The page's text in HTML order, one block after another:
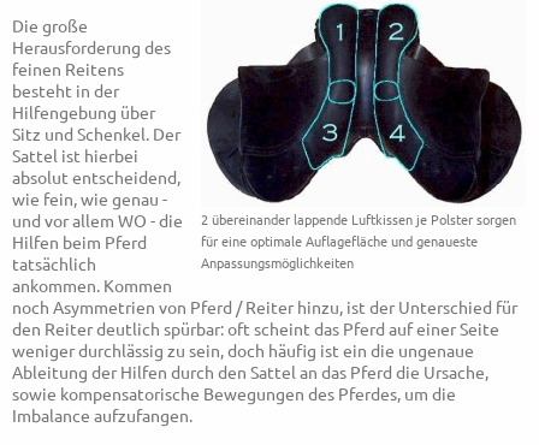
2 übereinander lappende Luftkissen je Polster sorgen
für eine optimale Auflagefläche und genaueste
Anpassungsmöglichkeiten
Die große
Herausforderung des
feinen Reitens
besteht in der
Hilfengebung über
Sitz und Schenkel. Der
Sattel ist hierbei
absolut entscheidend,
wie fein, wie genau -
und vor allem WO - die
Hilfen beim Pferd
tatsächlich
ankommen. Kommen
noch Asymmetrien von Pferd / Reiter hinzu, ist der Unterschied für
den Reiter deutlich spürbar: oft scheint das Pferd auf einer Seite
weniger durchlässig zu sein, doch häufig ist ein die ungenaue
Ableitung der Hilfen durch den Sattel an das Pferd die Ursache,
sowie kompensatorische Bewegungen des Pferdes, um die
Imbalance aufzufangen.